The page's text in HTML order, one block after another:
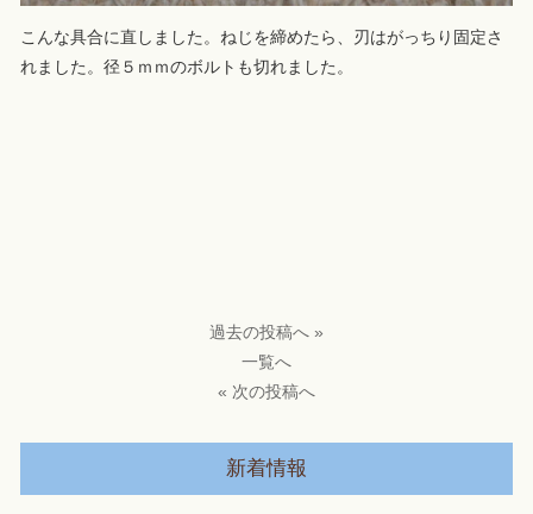
こんな具合に直しました。ねじを締めたら、刃はがっちり固定さ
れました。径５ｍｍのボルトも切れました。
過去の投稿へ »
一覧へ
« 次の投稿へ
新着情報